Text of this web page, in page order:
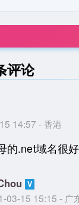
评论
14:57 - 香港
的.net域名很
03-15 15:15 - 广